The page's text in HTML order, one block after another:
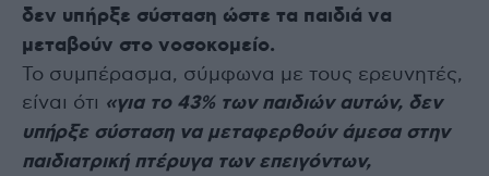
δεν υπήρξε σύσταση ώστε τα παιδιά να
μεταβούν στο νοσοκομείο.
Το συμπέρασμα, σύμφωνα με τους ερευνητές,
είναι ότι «για το 43% των παιδιών αυτών, δεν
υπήρξε σύσταση να μεταφερθούν άμεσα στην
παιδιατρική πτέρυγα των επειγόντων,